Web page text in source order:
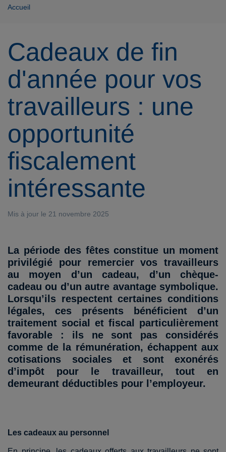
Accueil
Cadeaux de fin
d'année pour vos
travailleurs : une
opportunité
fiscalement
intéressante
Mis à jour le 21 novembre 2025
La période des fêtes constitue un moment
privilégié pour remercier vos travailleurs
au moyen d’un cadeau, d’un chèque-
cadeau ou d’un autre avantage symbolique.
Lorsqu’ils respectent certaines conditions
légales, ces présents bénéficient d’un
traitement social et fiscal particulièrement
favorable : ils ne sont pas considérés
comme de la rémunération, échappent aux
cotisations sociales et sont exonérés
d’impôt pour le travailleur, tout en
demeurant déductibles pour l’employeur.
Les cadeaux au personnel